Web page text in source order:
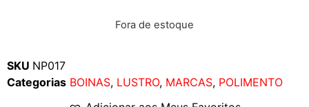
Fora de estoque
SKU NP017
Categorias BOINAS, LUSTRO, MARCAS, POLIMENTO